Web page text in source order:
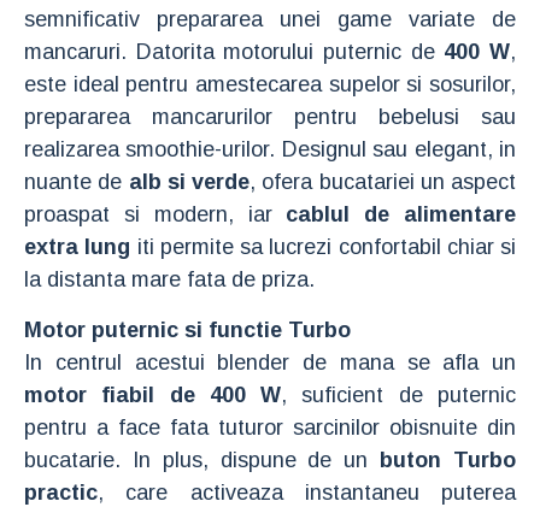
semnificativ prepararea unei game variate de
mancaruri. Datorita motorului puternic de 400 W,
este ideal pentru amestecarea supelor si sosurilor,
prepararea mancarurilor pentru bebelusi sau
realizarea smoothie-urilor. Designul sau elegant, in
nuante de alb si verde, ofera bucatariei un aspect
proaspat si modern, iar cablul de alimentare
extra lung iti permite sa lucrezi confortabil chiar si
la distanta mare fata de priza.
Motor puternic si functie Turbo
In centrul acestui blender de mana se afla un
motor fiabil de 400 W, suficient de puternic
pentru a face fata tuturor sarcinilor obisnuite din
bucatarie. In plus, dispune de un buton Turbo
practic, care activeaza instantaneu puterea